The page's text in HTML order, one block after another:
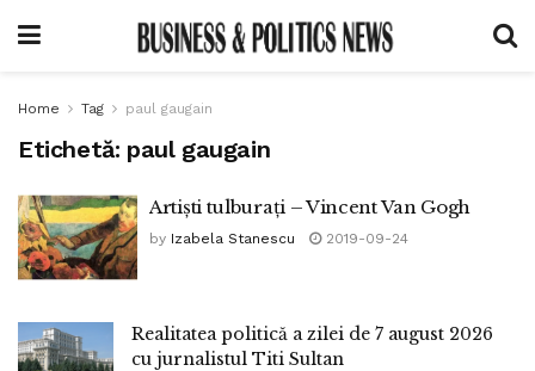
Home Tag paul gaugain
Etichetă: paul gaugain
Artiști tulburați – Vincent Van Gogh
by Izabela Stanescu 2019-09-24
Realitatea politică a zilei de 7 august 2026
cu jurnalistul Titi Sultan